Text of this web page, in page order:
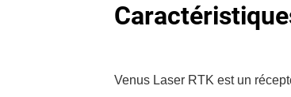
Venus Laser RTK est un